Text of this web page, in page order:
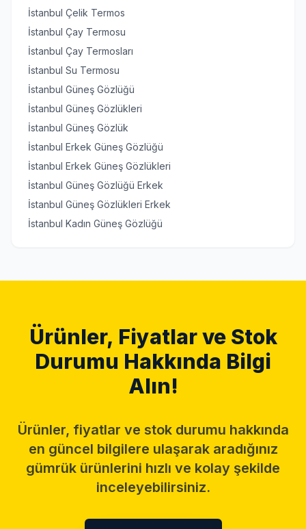
İstanbul Çelik Termos
İstanbul Çay Termosu
İstanbul Çay Termosları
İstanbul Su Termosu
İstanbul Güneş Gözlüğü
İstanbul Güneş Gözlükleri
İstanbul Güneş Gözlük
İstanbul Erkek Güneş Gözlüğü
İstanbul Erkek Güneş Gözlükleri
İstanbul Güneş Gözlüğü Erkek
İstanbul Güneş Gözlükleri Erkek
İstanbul Kadın Güneş Gözlüğü
Ürünler, Fiyatlar ve Stok
Durumu Hakkında Bilgi
Alın!
Ürünler, fiyatlar ve stok durumu hakkında
en güncel bilgilere ulaşarak aradığınız
gümrük ürünlerini hızlı ve kolay şekilde
inceleyebilirsiniz.